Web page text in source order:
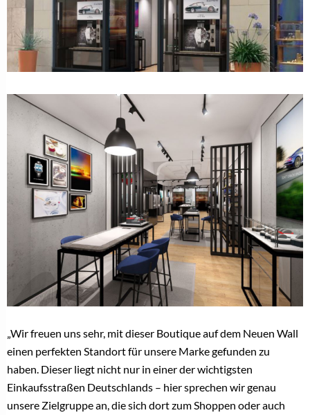
„Wir freuen uns sehr, mit dieser Boutique auf dem Neuen Wall
einen perfekten Standort für unsere Marke gefunden zu
haben. Dieser liegt nicht nur in einer der wichtigsten
Einkaufsstraßen Deutschlands – hier sprechen wir genau
unsere Zielgruppe an, die sich dort zum Shoppen oder auch